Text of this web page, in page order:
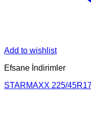
Add to wishlist
Efsane İndirimler
STARMAXX 225/